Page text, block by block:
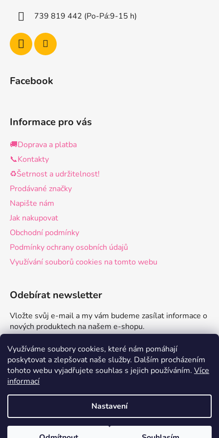
Využíváme soubory cookies, které nám pomáhají
poskytovat a zlepšovat naše služby. Dalším procházením
tohoto webu vyjadřujete souhlas s jejich používáním. Více
informací
Nastavení
739 819 442 (Po-Pá:9-15 h)
Facebook
Informace pro vás
🚚Doprava a platba
📞Kontakty
♻️Šetrnost a udržitelnost!
Prodávané značky
Napište nám
Jak nakupovat
Obchodní podmínky
Podmínky ochrany osobních údajů
Využívání souborů cookies na tomto webu
Odebírat newsletter
Vložte svůj e-mail a my vám budeme zasílat informace o
nových produktech na našem e-shopu.
E-mail
PŘIHLÁSIT SE
Vytvořil Shoptet